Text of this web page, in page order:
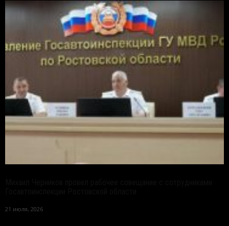
21 июля, 2026